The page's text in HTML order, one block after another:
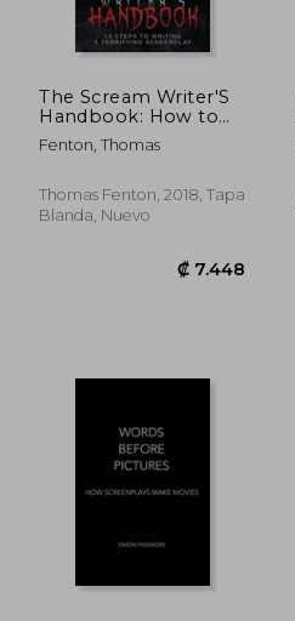
₡ 14.166
The Scream Writer'S
Handbook: How to
Write a Terrifying
Screenplay in 10
Inglés)
Fenton, Thomas
Thomas Fenton, 2018, Tapa
Blanda, Nuevo